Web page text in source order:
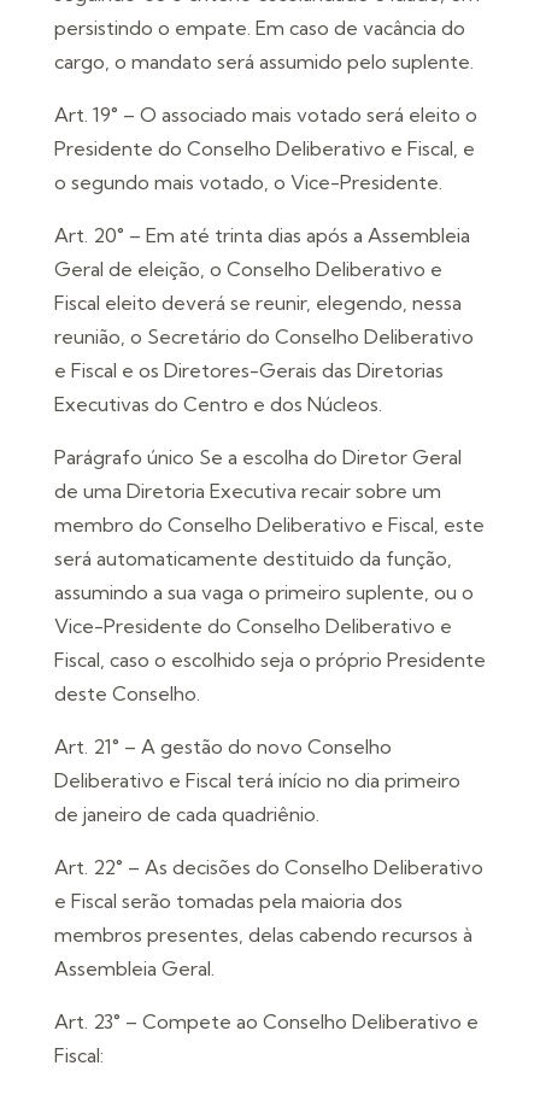
persistindo o empate. Em caso de vacância do
cargo, o mandato será assumido pelo suplente.
Art. 19° – O associado mais votado será eleito o
Presidente do Conselho Deliberativo e Fiscal, e
o segundo mais votado, o Vice-Presidente.
Art. 20° – Em até trinta dias após a Assembleia
Geral de eleição, o Conselho Deliberativo e
Fiscal eleito deverá se reunir, elegendo, nessa
reunião, o Secretário do Conselho Deliberativo
e Fiscal e os Diretores-Gerais das Diretorias
Executivas do Centro e dos Núcleos.
Parágrafo único Se a escolha do Diretor Geral
de uma Diretoria Executiva recair sobre um
membro do Conselho Deliberativo e Fiscal, este
será automaticamente destituido da função,
assumindo a sua vaga o primeiro suplente, ou o
Vice-Presidente do Conselho Deliberativo e
Fiscal, caso o escolhido seja o próprio Presidente
deste Conselho.
Art. 21° – A gestão do novo Conselho
Deliberativo e Fiscal terá início no dia primeiro
de janeiro de cada quadriênio.
Art. 22° – As decisões do Conselho Deliberativo
e Fiscal serão tomadas pela maioria dos
membros presentes, delas cabendo recursos à
Assembleia Geral.
Art. 23° – Compete ao Conselho Deliberativo e
Fiscal: